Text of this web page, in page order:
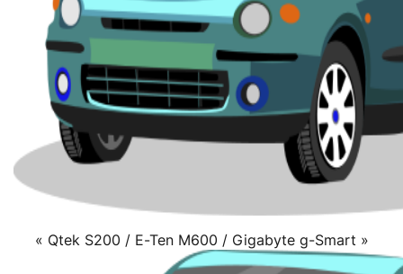
« Qtek S200 / E-Ten M600 / Gigabyte g-Smart »